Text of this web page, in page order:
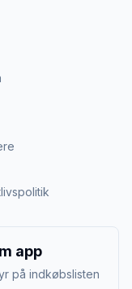
app
på indkøbslisten